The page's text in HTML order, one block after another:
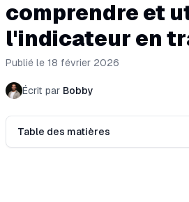
comprendre et
l'indicateur en
Publié le 18 février 2026
Écrit par Bobby
Table des matières